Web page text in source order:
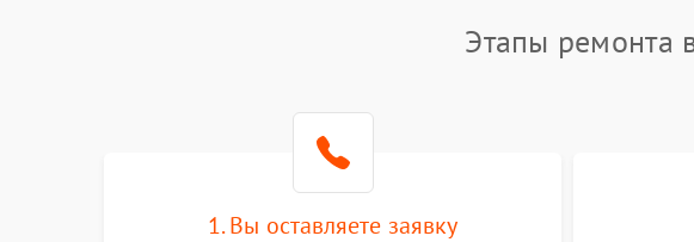
Этапы ремонта
1. Вы оставляете заявку